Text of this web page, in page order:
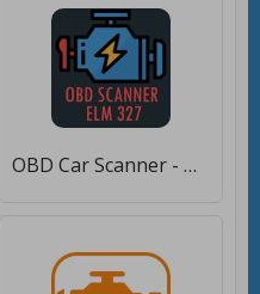
OBD Car Scanner - OBD2 ELM327 Car Diagnostics Tool [Unlocked]